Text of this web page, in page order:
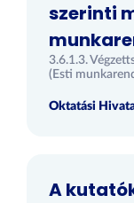
szerinti
3.6.1.3.
(Esti
Oktatási
A